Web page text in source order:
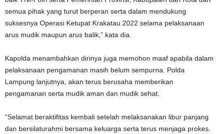
semua pihak yang turut berperan serta dalam mendukung
suksesnya Operasi Ketupat Krakatau 2022 selama pelaksanaan
arus mudik maupun arus balik,” kata dia.
Kapolda menambahkan dirinya juga memohon maaf apabila dalam
pelaksanaan pengamanan masih belum sempurna. Polda
Lampung lanjutnya, akan terus berusaha memberikan
pengamanan serta mudik aman dan mudik sehat.
“Selamat beraktifitas kembali setelah melaksanakan libur panjang
dan bersilaturahmi bersama keluarga serta terus menjaga prokes.